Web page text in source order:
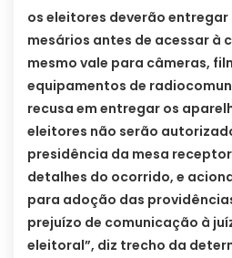
os eleitores deverão entregar
mesários antes de acessar à
mesmo vale para câmeras,
equipamentos de
recusa em entregar os
eleitores não serão
presidência da mesa
detalhes do ocorrido, e
para adoção das
prejuízo de comunicação à
eleitoral”, diz trecho da